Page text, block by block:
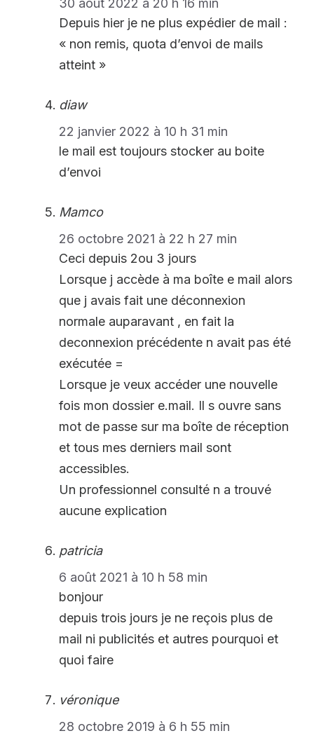
30 août 2022 à 20 h 16 min
Depuis hier je ne plus expédier de mail :
« non remis, quota d’envoi de mails
atteint »
diaw
22 janvier 2022 à 10 h 31 min
le mail est toujours stocker au boite
d’envoi
Mamco
26 octobre 2021 à 22 h 27 min
Ceci depuis 2ou 3 jours
Lorsque j accède à ma boîte e mail alors
que j avais fait une déconnexion
normale auparavant , en fait la
deconnexion précédente n avait pas été
exécutée =
Lorsque je veux accéder une nouvelle
fois mon dossier e.mail. Il s ouvre sans
mot de passe sur ma boîte de réception
et tous mes derniers mail sont
accessibles.
Un professionnel consulté n a trouvé
aucune explication
patricia
6 août 2021 à 10 h 58 min
bonjour
depuis trois jours je ne reçois plus de
mail ni publicités et autres pourquoi et
quoi faire
véronique
28 octobre 2019 à 6 h 55 min